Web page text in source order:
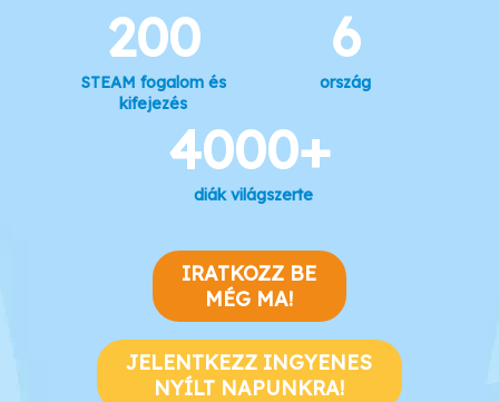
200
STEAM fogalom és
kifejezés
6
ország
4000+
diák világszerte
IRATKOZZ BE
MÉG MA!
JELENTKEZZ INGYENES
NYÍLT NAPUNKRA!